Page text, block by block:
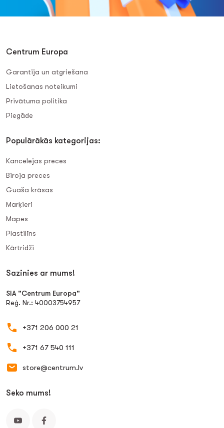
Centrum Europa
Garantija un atgriešana
Lietošanas noteikumi
Privātuma politika
Piegāde
Populārākās kategorijas:
Kancelejas preces
Biroja preces
Guaša krāsas
Marķieri
Mapes
Plastilīns
Kārtridži
Sazinies ar mums!
SIA "Centrum Europa"
Reģ. Nr.: 40003754957
+371 206 000 21
+371 67 540 111
store@centrum.lv
Seko mums!